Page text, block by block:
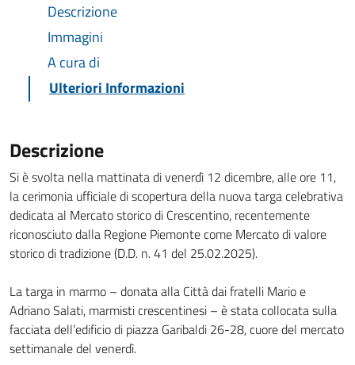
Descrizione
Immagini
A cura di
Ulteriori Informazioni
Descrizione
Si è svolta nella mattinata di venerdì 12 dicembre, alle ore 11,
la cerimonia ufficiale di scopertura della nuova targa celebrativa
dedicata al Mercato storico di Crescentino, recentemente
riconosciuto dalla Regione Piemonte come Mercato di valore
storico di tradizione (D.D. n. 41 del 25.02.2025).
La targa in marmo – donata alla Città dai fratelli Mario e
Adriano Salati, marmisti crescentinesi – è stata collocata sulla
facciata dell’edificio di piazza Garibaldi 26-28, cuore del mercato
settimanale del venerdì.